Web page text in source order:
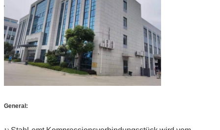
General: